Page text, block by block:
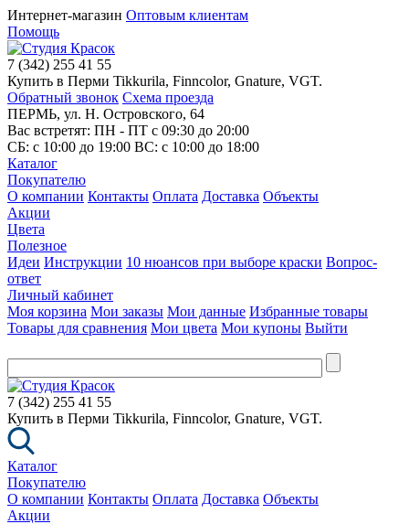
Интернет-магазин Оптовым клиентам
Помощь
7 (342) 255 41 55
Купить в Перми Tikkurila, Finncolor, Gnature, VGT.
Обратный звонок Схема проезда
ПЕРМЬ, ул. Н. Островского, 64
Вас встретят: ПН - ПТ с 09:30 до 20:00
СБ: с 10:00 до 19:00 ВС: с 10:00 до 18:00
Каталог
Покупателю
О компании Контакты Оплата Доставка Объекты
Акции
Цвета
Полезное
Идеи Инструкции 10 нюансов при выборе краски Вопрос-
ответ
Личный кабинет
Моя корзина Мои заказы Мои данные Избранные товары
Товары для сравнения Мои цвета Мои купоны Выйти
7 (342) 255 41 55
Купить в Перми Tikkurila, Finncolor, Gnature, VGT.
Каталог
Покупателю
О компании Контакты Оплата Доставка Объекты
Акции